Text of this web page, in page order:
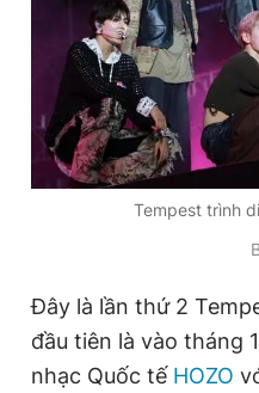
Tempest trình
Đây là lần thứ 2
đầu tiên là vào tháng
nhạc Quốc tế HOZO